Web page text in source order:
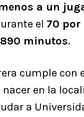
a un
el 70
minutos.
cumple con
nacer en la
a